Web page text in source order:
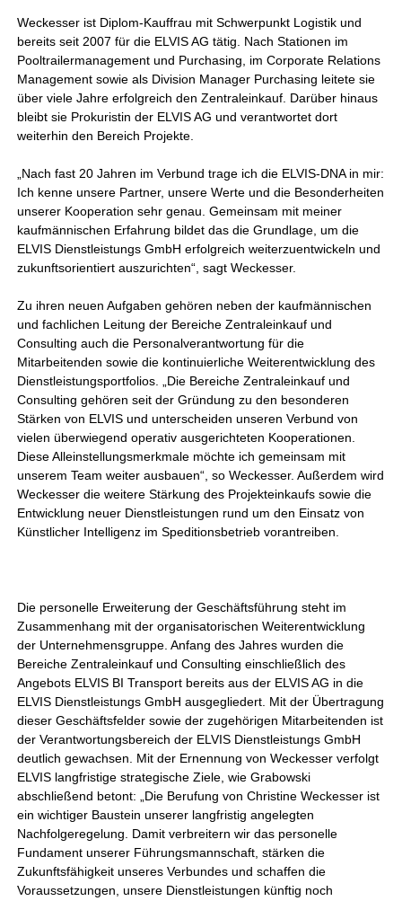
Weckesser ist Diplom-Kauffrau mit Schwerpunkt Logistik und
bereits seit 2007 für die ELVIS AG tätig. Nach Stationen im
Pooltrailermanagement und Purchasing, im Corporate Relations
Management sowie als Division Manager Purchasing leitete sie
über viele Jahre erfolgreich den Zentraleinkauf. Darüber hinaus
bleibt sie Prokuristin der ELVIS AG und verantwortet dort
weiterhin den Bereich Projekte.
„Nach fast 20 Jahren im Verbund trage ich die ELVIS-DNA in mir:
Ich kenne unsere Partner, unsere Werte und die Besonderheiten
unserer Kooperation sehr genau. Gemeinsam mit meiner
kaufmännischen Erfahrung bildet das die Grundlage, um die
ELVIS Dienstleistungs GmbH erfolgreich weiterzuentwickeln und
zukunftsorientiert auszurichten“, sagt Weckesser.
Zu ihren neuen Aufgaben gehören neben der kaufmännischen
und fachlichen Leitung der Bereiche Zentraleinkauf und
Consulting auch die Personalverantwortung für die
Mitarbeitenden sowie die kontinuierliche Weiterentwicklung des
Dienstleistungsportfolios. „Die Bereiche Zentraleinkauf und
Consulting gehören seit der Gründung zu den besonderen
Stärken von ELVIS und unterscheiden unseren Verbund von
vielen überwiegend operativ ausgerichteten Kooperationen.
Diese Alleinstellungsmerkmale möchte ich gemeinsam mit
unserem Team weiter ausbauen“, so Weckesser. Außerdem wird
Weckesser die weitere Stärkung des Projekteinkaufs sowie die
Entwicklung neuer Dienstleistungen rund um den Einsatz von
Künstlicher Intelligenz im Speditionsbetrieb vorantreiben.
Die personelle Erweiterung der Geschäftsführung steht im
Zusammenhang mit der organisatorischen Weiterentwicklung
der Unternehmensgruppe. Anfang des Jahres wurden die
Bereiche Zentraleinkauf und Consulting einschließlich des
Angebots ELVIS BI Transport bereits aus der ELVIS AG in die
ELVIS Dienstleistungs GmbH ausgegliedert. Mit der Übertragung
dieser Geschäftsfelder sowie der zugehörigen Mitarbeitenden ist
der Verantwortungsbereich der ELVIS Dienstleistungs GmbH
deutlich gewachsen. Mit der Ernennung von Weckesser verfolgt
ELVIS langfristige strategische Ziele, wie Grabowski
abschließend betont: „Die Berufung von Christine Weckesser ist
ein wichtiger Baustein unserer langfristig angelegten
Nachfolgeregelung. Damit verbreitern wir das personelle
Fundament unserer Führungsmannschaft, stärken die
Zukunftsfähigkeit unseres Verbundes und schaffen die
Voraussetzungen, unsere Dienstleistungen künftig noch